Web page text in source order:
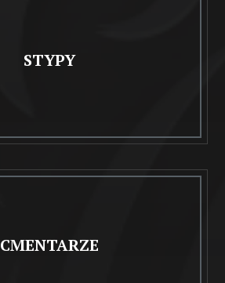
STYPY
CMENTARZE